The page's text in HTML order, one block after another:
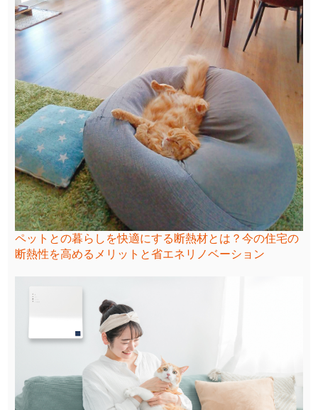
ペットとの暮らしを快適にする断熱材とは？今の住宅の
断熱性を高めるメリットと省エネリノベーション